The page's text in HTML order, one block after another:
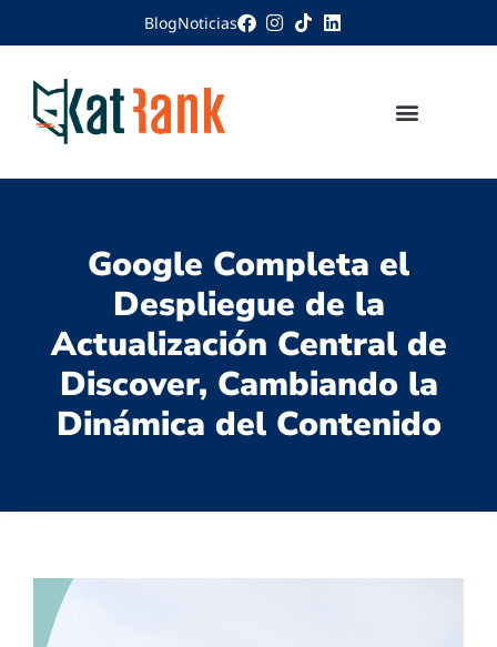
BlogNoticias
Google Completa el
Despliegue de la
Actualización Central de
Discover, Cambiando la
Dinámica del Contenido